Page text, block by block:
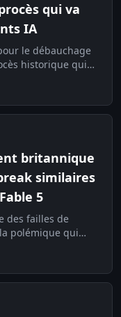
qui va
IA
le débauchage
historique qui
britannique
similaires
5
des failles de
polémique qui